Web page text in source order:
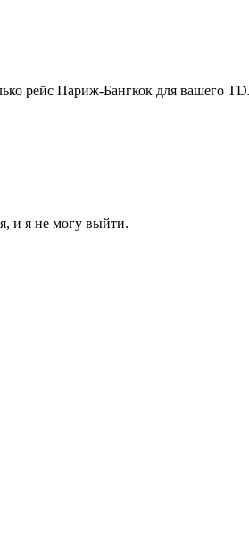
рейс Париж-Бангкок для вашего
и я не могу выйти.